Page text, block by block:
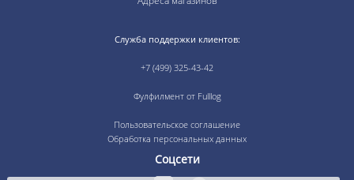
Служба поддержки клиентов:
+7 (499) 325-43-42
Фулфилмент от Fulllog
Пользовательское соглашение
Обработка персональных данных
Соцсети